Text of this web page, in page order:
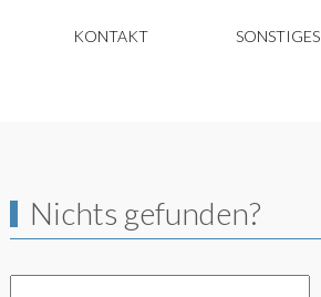
KONTAKT SONSTIGES
Nichts gefunden?